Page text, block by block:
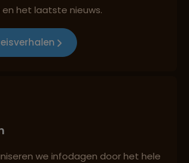
oog voor mens, cultuur en milieu
en het laatste nieuws.
we infodagen door het hele